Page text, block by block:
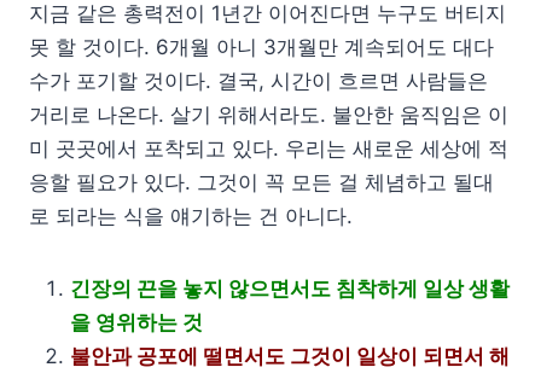
지금 같은 총력전이 1년간 이어진다면 누구도 버티지
못 할 것이다. 6개월 아니 3개월만 계속되어도 대다
수가 포기할 것이다. 결국, 시간이 흐르면 사람들은
거리로 나온다. 살기 위해서라도. 불안한 움직임은 이
미 곳곳에서 포착되고 있다. 우리는 새로운 세상에 적
응할 필요가 있다. 그것이 꼭 모든 걸 체념하고 될대
로 되라는 식을 얘기하는 건 아니다.
긴장의 끈을 놓지 않으면서도 침착하게 일상 생활
을 영위하는 것
불안과 공포에 떨면서도 그것이 일상이 되면서 해